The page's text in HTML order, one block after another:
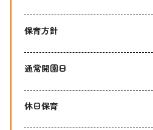
保育方針
通常開園日
休日保育